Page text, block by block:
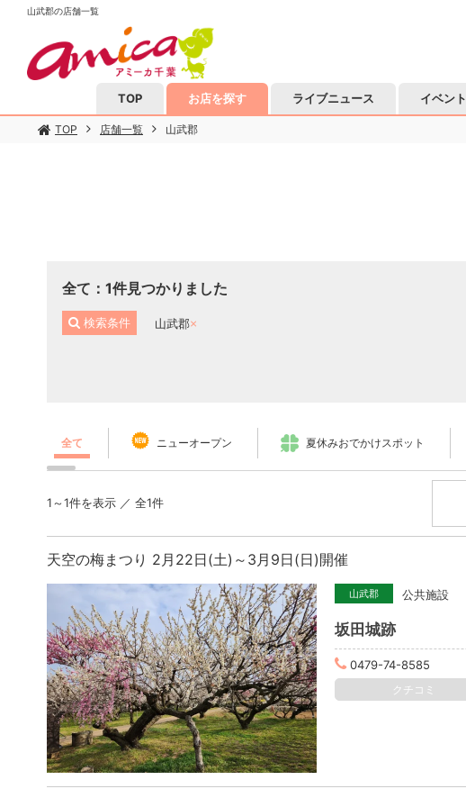
山武郡の店舗一覧
TOP お店を探す ライブニュース イベント
TOP 店舗一覧 山武郡
全て ： 1件見つかりました
検索条件 山武郡
全て ニューオープン 夏休みおでかけスポット
1～1件を表示 ／ 全1件
天空の梅まつり 2月22日(土)～3月9日(日)開催
山武郡 公共施設
坂田城跡
0479-74-8585
クチコミ